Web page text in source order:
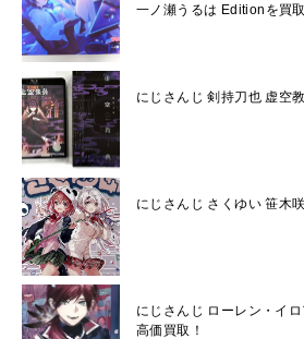
一ノ瀬うるは Editionを買
にじさんじ 剣持刀也 虚空
にじさんじ さくゆい 笹木
にじさんじ ローレン・イ
高価買取！